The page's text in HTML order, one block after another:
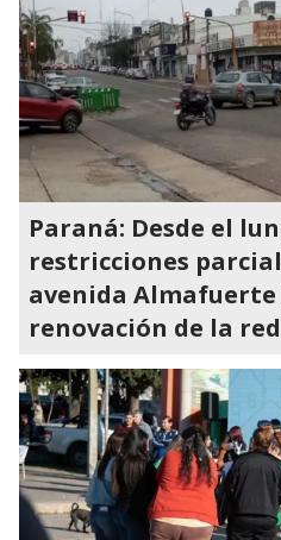
Paraná: Desde el
restricciones
avenida
renovación de la